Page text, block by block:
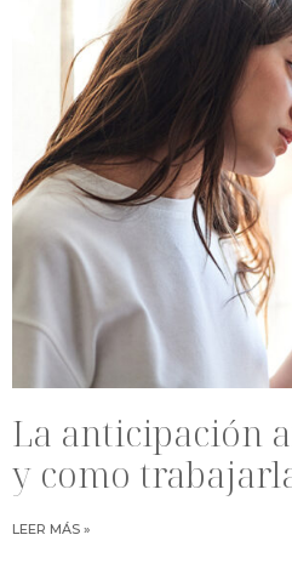
La anticipación
y como
LEER MÁS »